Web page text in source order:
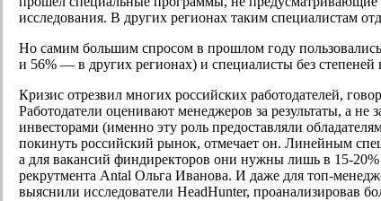
исследования. В других регионах таким специалистам
Но самим большим спросом в прошлом году
и 56% — в других регионах) и специалисты без
Кризис отрезвил многих российских работодателей,
Работодатели оценивают менеджеров за результаты, а
инвесторами (именно эту роль предоставляли
покинуть российский рынок, отмечает он. Линейным
а для вакансий финдиректоров они нужны лишь в 15-
рекрутмента Antal Ольга Иванова. И даже для топ-
выяснили исследователи HeadHunter, проанализировав